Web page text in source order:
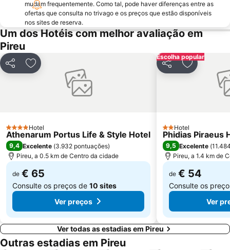
Pedion Areos
Neo Iraklio Attikis
Egaleo
Temple of Rome and Augustus
Thissio
Agia Paraskevi
Metropolitan EXPO
Makronisos
Piraeus Center
Ναοῦ Agia Paraskevi
Esrever On
Athens University
Merlin de Douai Mansion The Embassy of France
Museu Nacional de Arqueologia
mudam frequentemente. Como tal, pode haver diferenças entre as
ofertas que consulta no trivago e os preços que estão disponíveis
nos sites de reserva.
Um dos Hotéis com melhor avaliação em
Pireu
PartilharAdicionar aos favoritos
4 Estrelas
Hotel
Athenarum Portus Life & Style Hotel
9,4 Excelente (3.932 pontuações)
Pireu, a 0.5 km de Centro da cidade
de € 65
Consulte os preços de 10 sites
Ver preços
Escolha popular
PartilharAdicionar
2 Estrelas
Hotel
Phidias Piraeus
9,5 Excelente (
Pireu, a 1.4 km de
de € 54
Consulte os
Ver
Ver todas as estadias em Pireu
Outras estadias em Pireu